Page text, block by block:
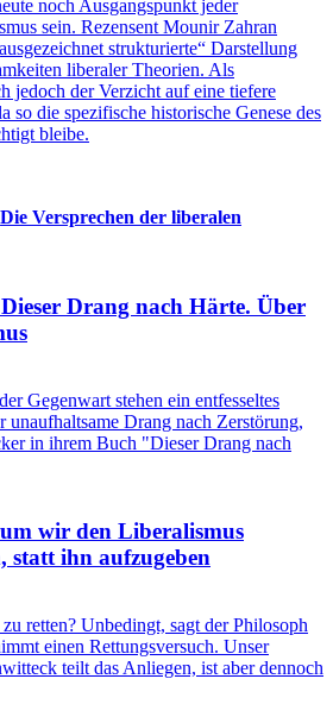
noch Ausgangspunkt jeder
sein. Rezensent Mounir Zahran
strukturierte“ Darstellung
liberaler Theorien. Als
jedoch der Verzicht auf eine tiefere
so die spezifische historische Genese des
bleibe.
Die Versprechen der liberalen
Drang nach Härte. Über
Gegenwart stehen ein entfesseltes
unaufhaltsame Drang nach Zerstörung,
in ihrem Buch "Dieser Drang nach
wir den Liberalismus
statt ihn aufzugeben
retten? Unbedingt, sagt der Philosoph
einen Rettungsversuch. Unser
teilt das Anliegen, ist aber dennoch